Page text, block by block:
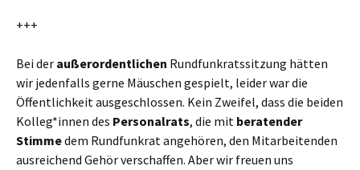
+++
Bei der außerordentlichen Rundfunkratssitzung hätten
wir jedenfalls gerne Mäuschen gespielt, leider war die
Öffentlichkeit ausgeschlossen. Kein Zweifel, dass die beiden
Kolleg*innen des Personalrats, die mit beratender
Stimmedem Rundfunkrat angehören, den Mitarbeitenden
ausreichend Gehör verschaffen. Aber wir freuen uns